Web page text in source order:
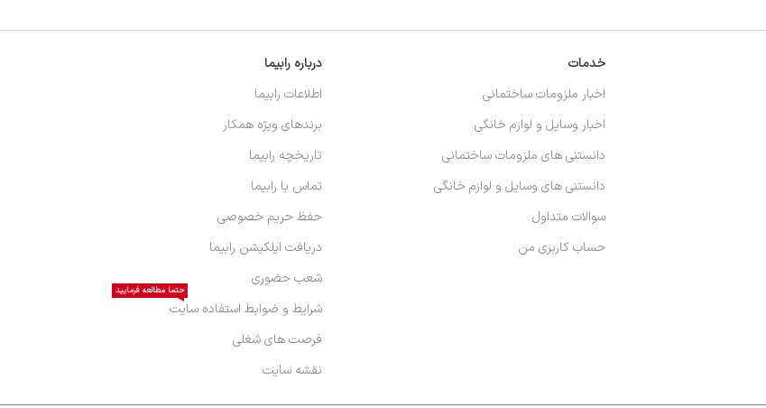
خدمات
اخبار ملزومات ساختمانی
اخبار وسایل و لوازم خانگی
دانستنی های ملزومات ساختمانی
دانستنی های وسایل و لوازم خانگی
سوالات متداول
حساب کاربری من
درباره رابیما
اطلاعات رابیما
برندهای ویژه همکار
تاریخچه رابیما
تماس با رابیما
حفظ حریم خصوصی
دریافت اپلکیشن رابیما
شعب حضوری
شرایط و ضوابط استفاده سایت
حتما مطالعه فرمایید
فرصت های شغلی
نقشه سایت